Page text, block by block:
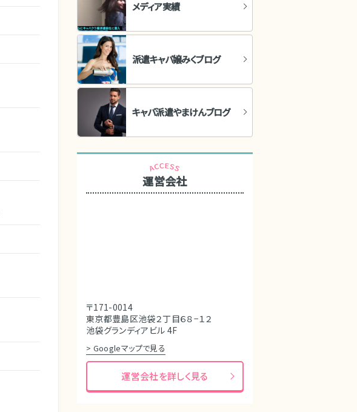
メディア実績
派遣キャバ嬢みくブログ
キャバ派遣やまけんブログ
運営会社
〒171-0014
東京都豊島区池袋２丁目６８−１２
池袋グランディアビル 4F
> Googleマップで見る
運営会社を詳しく見る